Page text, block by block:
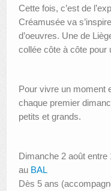
Cette fois, c’est de
Créamusée va
d’oeuvres. Une de
collée côte à côte pour
Pour vivre un moment
chaque premier
petits et grands.
Dimanche 2 août entre
au BAL
Dès 5 ans